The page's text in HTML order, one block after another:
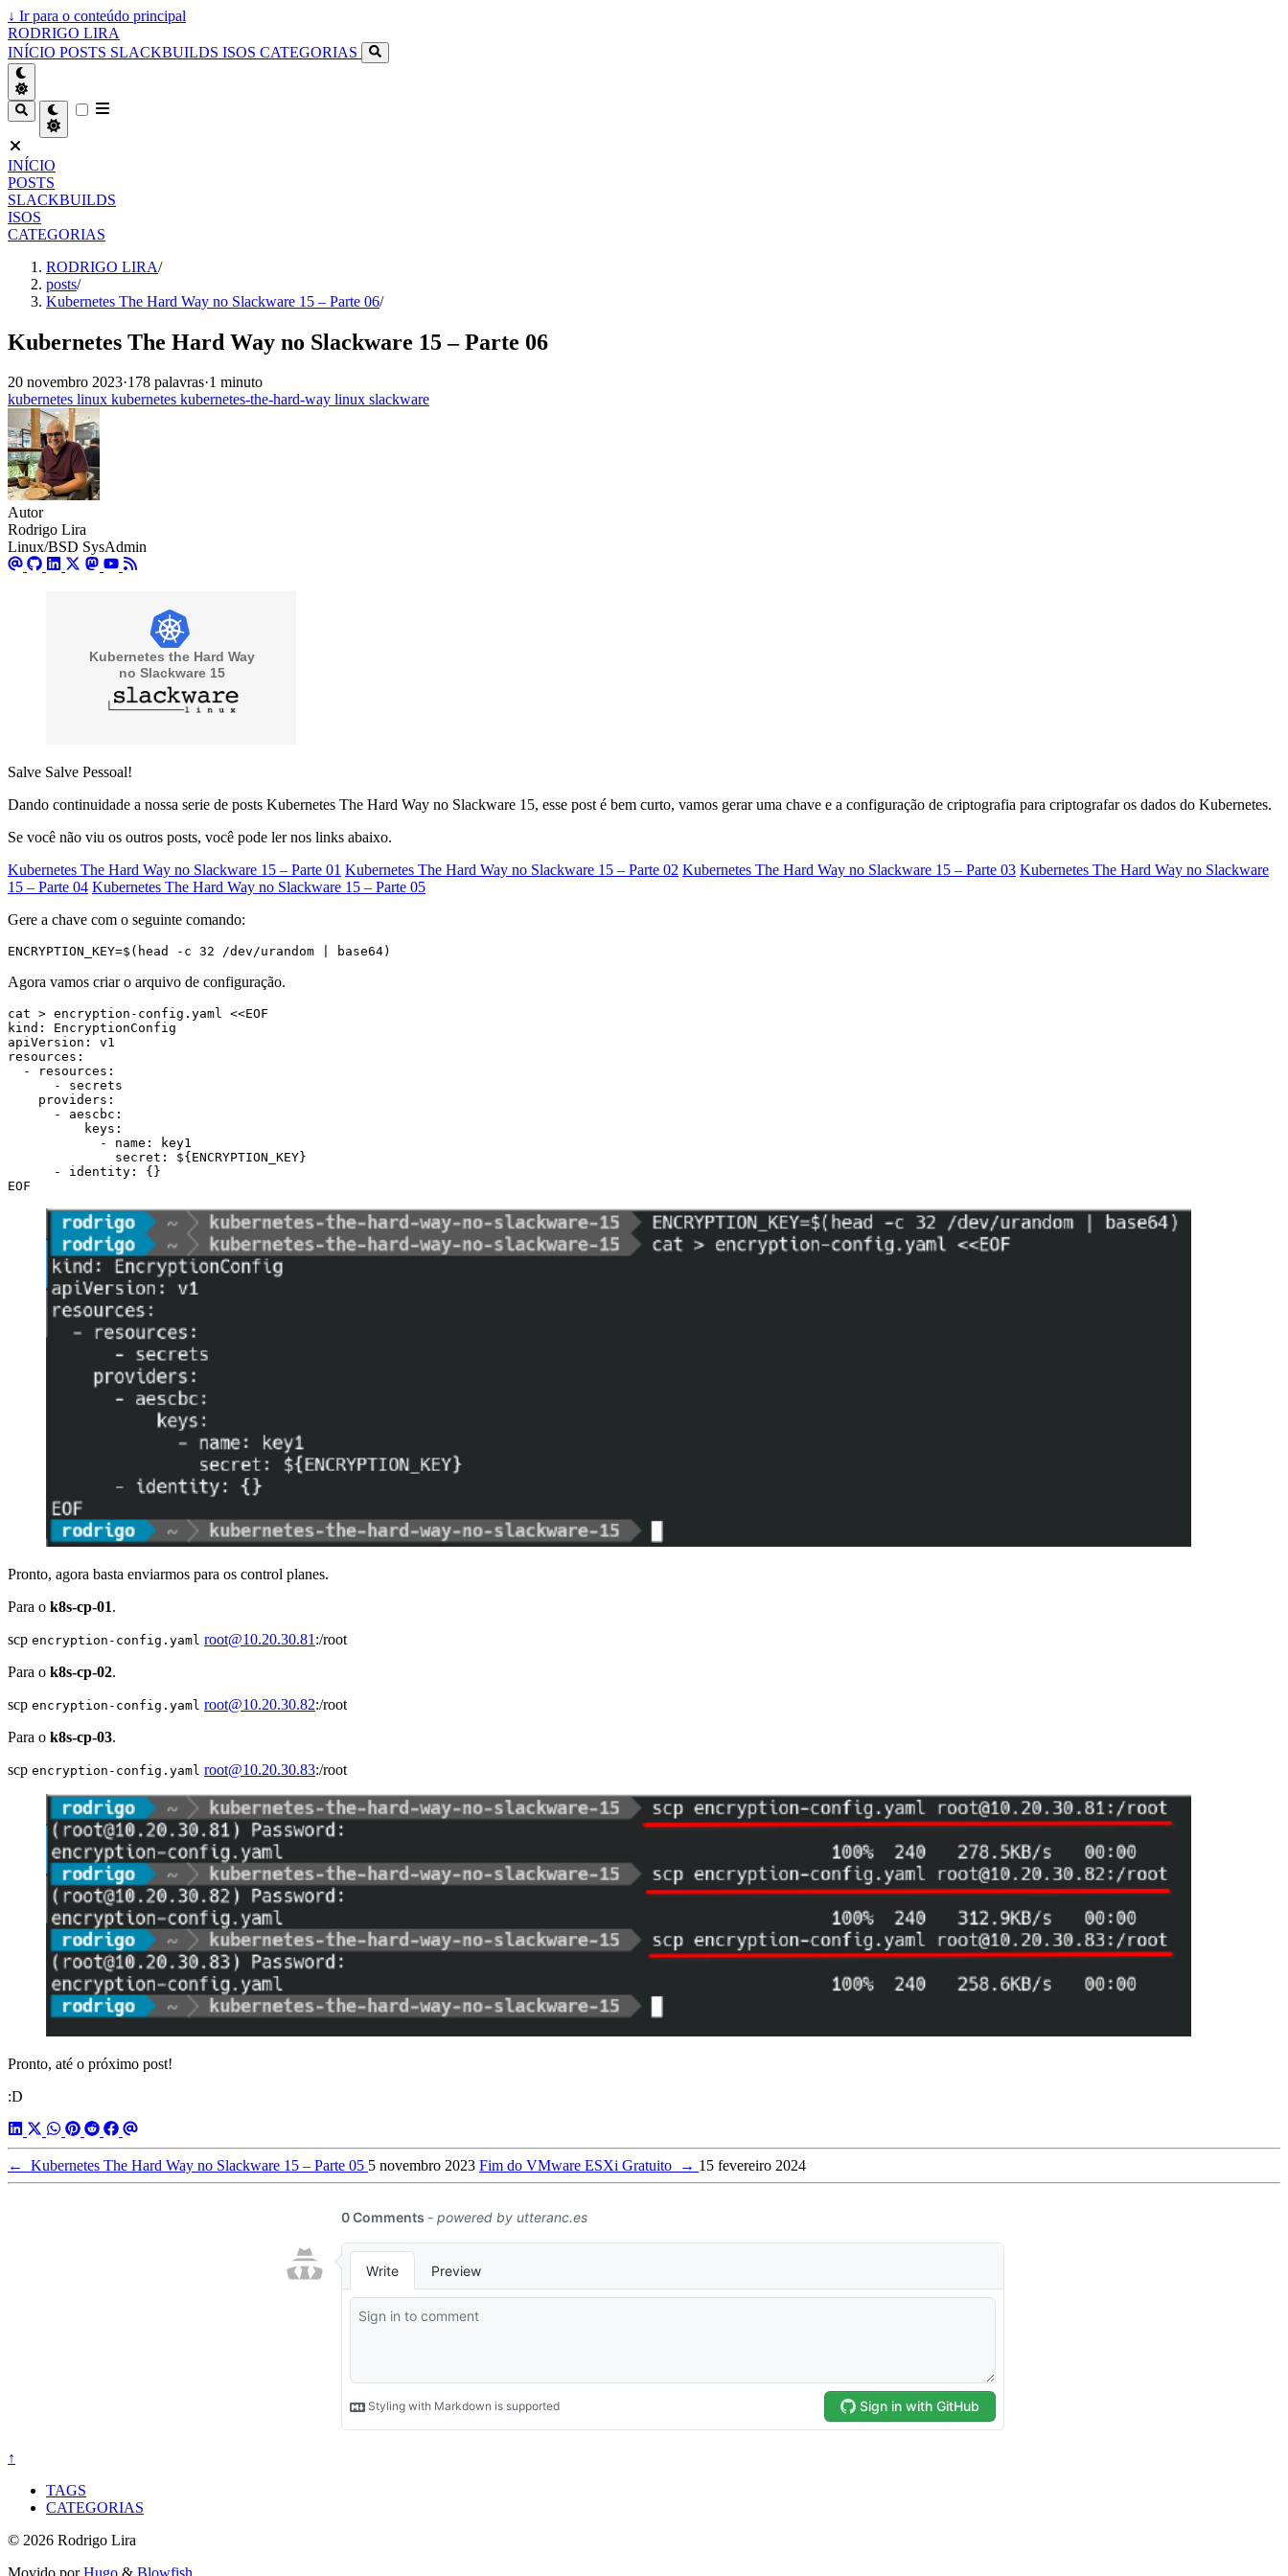
↓ Ir para o conteúdo principal
RODRIGO LIRA
INÍCIO POSTS SLACKBUILDS ISOS CATEGORIAS
INÍCIO
POSTS
SLACKBUILDS
ISOS
CATEGORIAS
RODRIGO LIRA/
posts/
Kubernetes The Hard Way no Slackware 15 – Parte 06/
Kubernetes The Hard Way no Slackware 15 – Parte 06
20 novembro 2023·178 palavras·1 minuto
kubernetes linux kubernetes kubernetes-the-hard-way linux slackware
Autor
Rodrigo Lira
Linux/BSD SysAdmin
Salve Salve Pessoal!
Dando continuidade a nossa serie de posts Kubernetes The Hard Way no Slackware 15, esse post é bem curto, vamos gerar uma chave e a configuração de criptografia para criptografar os dados do Kubernetes.
Se você não viu os outros posts, você pode ler nos links abaixo.
Kubernetes The Hard Way no Slackware 15 – Parte 01 Kubernetes The Hard Way no Slackware 15 – Parte 02 Kubernetes The Hard Way no Slackware 15 – Parte 03 Kubernetes The Hard Way no Slackware
15 – Parte 04 Kubernetes The Hard Way no Slackware 15 – Parte 05
Gere a chave com o seguinte comando:
ENCRYPTION_KEY=$(head -c 32 /dev/urandom | base64)
Agora vamos criar o arquivo de configuração.
EOF
Pronto, agora basta enviarmos para os control planes.
Para o k8s-cp-01.
scp encryption-config.yaml root@10.20.30.81:/root
Para o k8s-cp-02.
scp encryption-config.yaml root@10.20.30.82:/root
Para o k8s-cp-03.
scp encryption-config.yaml root@10.20.30.83:/root
Pronto, até o próximo post!
:D
← Kubernetes The Hard Way no Slackware 15 – Parte 05 5 novembro 2023 Fim do VMware ESXi Gratuito → 15 fevereiro 2024
↑
TAGS
CATEGORIAS
© 2026 Rodrigo Lira